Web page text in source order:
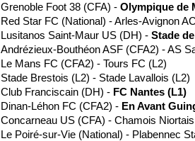
Grenoble Foot 38 (CFA) - Olympique de
Red Star FC (National) - Arles-Avignon
Lusitanos Saint-Maur US (DH) - Stade
Andrézieux-Bouthéon ASF (CFA2) - AS
Le Mans FC (CFA2) - Tours FC (L2)
Stade Brestois (L2) - Stade Lavallois (L2)
Club Franciscain (DH) - FC Nantes (L1)
Dinan-Léhon FC (CFA2) - En Avant
Concarneau US (CFA) - Chamois
Le Poiré-sur-Vie (National) - Plabennec